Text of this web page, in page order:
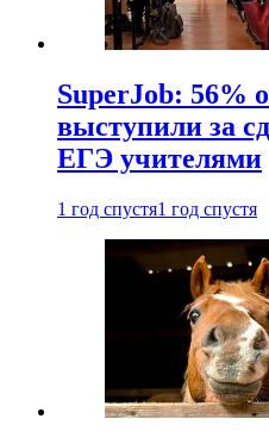
SuperJob: 56%
выступили за
ЕГЭ учителями
1 год спустя1 год спустя